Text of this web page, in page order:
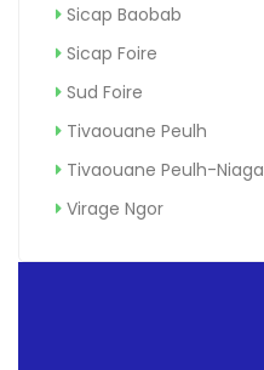
Sicap Baobab
Sicap Foire
Sud Foire
Tivaouane Peulh
Tivaouane Peulh-Niaga
Virage Ngor